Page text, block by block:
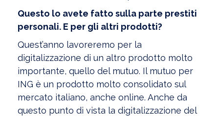
Questo lo avete fatto sulla parte prestiti
personali. E per gli altri prodotti?
Quest’anno lavoreremo per la
digitalizzazione di un altro prodotto molto
importante, quello del mutuo. Il mutuo per
ING è un prodotto molto consolidato sul
mercato italiano, anche online. Anche da
questo punto di vista la digitalizzazione del